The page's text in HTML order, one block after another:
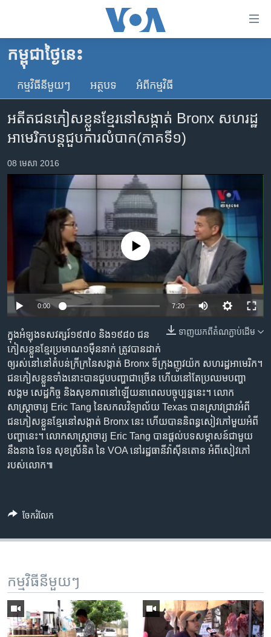
គេហទំព័រ​
ទាក់ទង
និង​
ចូល​
ទំព័រ​
សម្ព័ន្ធ​
រំលង​
និង​
ចូល​
ទៅ​
កាន់​
ទំព័រ​
ស្វែង​
កម្ពុជា
អន្តរជាតិ
កម្ពុជាច្នៃប្រតិដ្ឋ
ព្រឹត្តិការណ៍ព័ត៌មាន
ទូរទស្សន៍ / វីដេអូ​
វិទ្យុ / ផតខាសថ៍
Khmer English
ភាសា
កម្ពុជាថ្ងៃនេះ
កម្មវិធី​នីមួយៗ អត្ថបទ​ អំពី​កម្មវិធី​
អតីតជន​ភៀស​ខ្លួន​ខ្មែរ​នៅ​សង្កាត់ Bronx សហរដ្ឋ​
អាមេរិក​បន្ត​ជួប​ការ​លំបាក(ភាគទី១)
08 មេសា 2016
No media source currently available
0:00 7:20
ទាញ​យក​ពី​តំណភ្ជាប់​ដើម
ក្នុង​អំឡុង​ទសវត្សរ៍​១៩៧០ និង​១៩៨០ ជន​
ភៀស​ខ្លួន​ខ្មែរ​ប្រមាណ​១ម៉ឺន​នាក់​ ត្រូវបាន​ដាក់​
ឲ្យ​រស់នៅ​នៅ​តំបន់​ក្រីក្រ​នៃ​សង្កាត់ Bronx ទីក្រុង​ញូវយ៉ក សហរដ្ឋ​អាមេរិក។
ជនភៀស​ខ្លួន​ទាំង​នោះ​បាន​ជួប​បញ្ហា​ជា​ច្រើន ហើយ​នៅ​តែ​ប្រឈម​បញ្ហា​
សង្គម សេដ្ឋកិច្ច និង​សុខភាព​នៅ​ឡើយ​នា​ពេល​បច្ចុប្បន្ន​នេះ។ លោក​
សាស្ត្រាចារ្យ Eric Tang នៃ​សកលវិទ្យាល័យ Texas បាន​ស្រាវជ្រាវ​អំពី​
ជនភៀស​ខ្លួន​ខ្មែរ​នៅ​សង្កាត់​ Bronx នេះ ហើយ​បាន​និពន្ធ​សៀវភៅ​មួយ​អំពី​
បញ្ហា​នេះ។ លោក​សាស្ត្រាចារ្យ Eric Tang បាន​ផ្តល់​បទ​សម្ភាសន៍​ជាមួយ​
នឹង​នាង ទែន សុខស្រីនិត នៃ VOA នៅ​រដ្ឋធានី​វ៉ាស៊ីនតោន អំពី​សៀវភៅ​
របស់​លោក៕
ចែករំលែក
កម្មវិធី​នីមួយៗ